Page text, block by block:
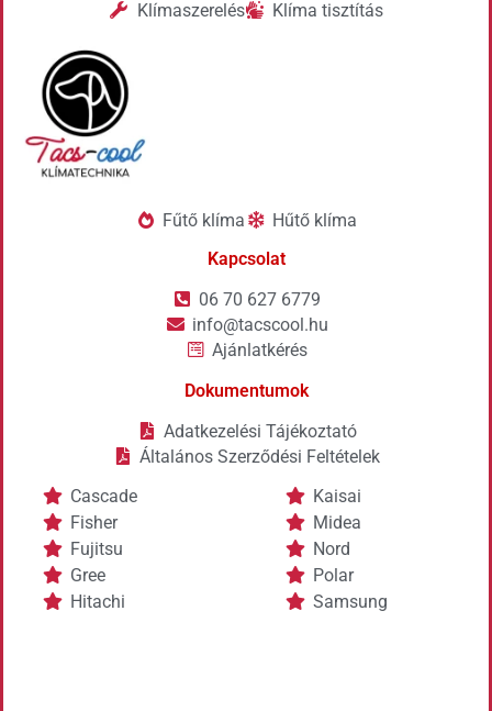
Klímaszerelés Klíma tisztítás
Fűtő klíma
Hűtő klíma
Kapcsolat
06 70 627 6779
info@tacscool.hu
Ajánlatkérés
Dokumentumok
Adatkezelési Tájékoztató
Általános Szerződési Feltételek
Cascade
Fisher
Fujitsu
Gree
Hitachi
Kaisai
Midea
Nord
Polar
Samsung